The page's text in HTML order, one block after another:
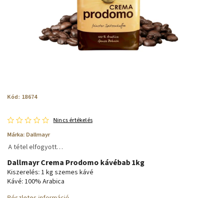
Kód: 18674
Nincs értékelés
Márka: Dallmayr
A tétel elfogyott…
Dallmayr Crema Prodomo kávébab 1kg
Kiszerelés: 1 kg szemes kávé
Kávé: 100% Arabica